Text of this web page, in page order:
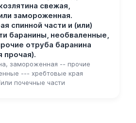
свежая,
замороженная.
спинной части и (или)
баранины, необваленные,
отруба баранина
прочая).
замороженная -- прочие
--- хребтовые края
почечные части